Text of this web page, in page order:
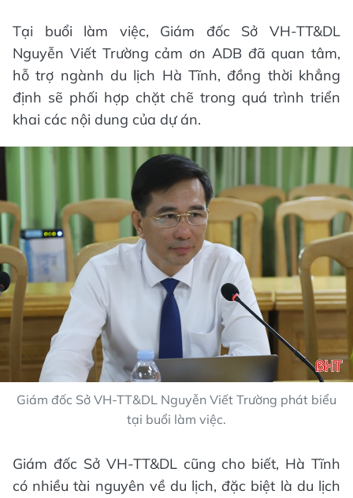
Tại buổi làm việc, Giám đốc Sở VH-TT&DL
Nguyễn Viết Trường cảm ơn ADB đã quan tâm,
hỗ trợ ngành du lịch Hà Tĩnh, đồng thời khẳng
định sẽ phối hợp chặt chẽ trong quá trình triển
khai các nội dung của dự án.
Giám đốc Sở VH-TT&DL Nguyễn Viết Trường phát biểu
tại buổi làm việc.
Giám đốc Sở VH-TT&DL cũng cho biết, Hà Tĩnh
có nhiều tài nguyên về du lịch, đặc biệt là du lịch